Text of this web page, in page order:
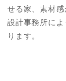
せる家、素材感
設計事務所に
ります。